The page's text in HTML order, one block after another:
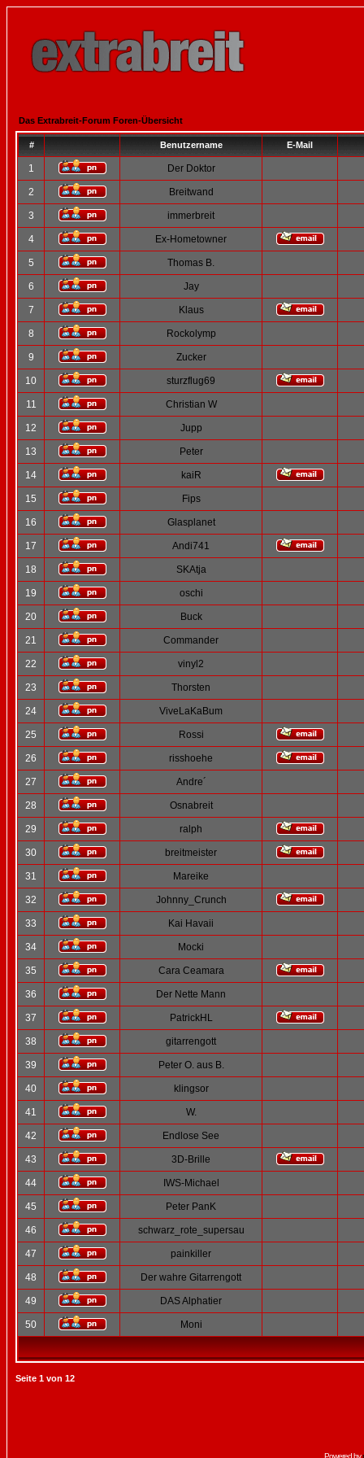
Das Extrabreit-Forum Foren-Übersicht
# Benutzername E-Mail
1 Der Doktor
2 Breitwand
3 immerbreit
4 Ex-Hometowner
5 Thomas B.
6 Jay
7 Klaus
8 Rockolymp
9 Zucker
10 sturzflug69
11 Christian W
12 Jupp
13 Peter
14 kaiR
15 Fips
16 Glasplanet
17 Andi741
18 SKAtja
19 oschi
20 Buck
21 Commander
22 vinyl2
23 Thorsten
24 ViveLaKaBum
25 Rossi
26 risshoehe
27 Andre´
28 Osnabreit
29 ralph
30 breitmeister
31 Mareike
32 Johnny_Crunch
33 Kai Havaii
34 Mocki
35 Cara Ceamara
36 Der Nette Mann
37 PatrickHL
38 gitarrengott
39 Peter O. aus B.
40 klingsor
41 W.
42 Endlose See
43 3D-Brille
44 IWS-Michael
45 Peter PanK
46 schwarz_rote_supersau
47 painkiller
48 Der wahre Gitarrengott
49 DAS Alphatier
50 Moni
Seite 1 von 12
Powered by